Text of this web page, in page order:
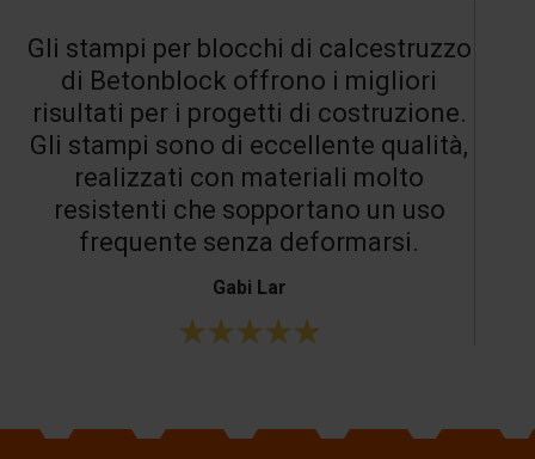
Gli stampi per blocchi di calcestruzzo
di Betonblock offrono i migliori
risultati per i progetti di costruzione.
Gli stampi sono di eccellente qualità,
realizzati con materiali molto
resistenti che sopportano un uso
frequente senza deformarsi.
Gabi Lar